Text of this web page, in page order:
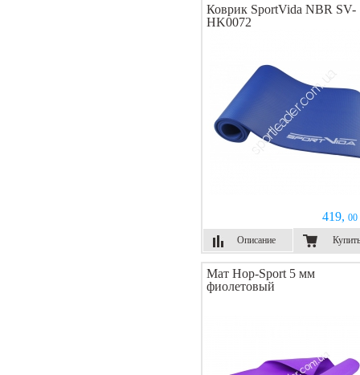
Коврик SportVida NBR SV-
HK0072
419, 00
Описание
Купить
Мат Hop-Sport 5 мм
фиолетовый